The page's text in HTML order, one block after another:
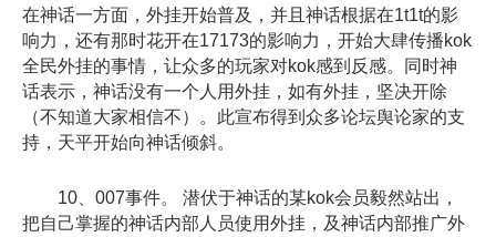
在神话一方面，外挂开始普及，并且神话根据在1t1t的影
响力，还有那时花开在17173的影响力，开始大肆传播kok
全民外挂的事情，让众多的玩家对kok感到反感。同时神
话表示，神话没有一个人用外挂，如有外挂，坚决开除
（不知道大家相信不）。此宣布得到众多论坛舆论家的支
持，天平开始向神话倾斜。
10、007事件。 潜伏于神话的某kok会员毅然站出，
把自己掌握的神话内部人员使用外挂，及神话内部推广外